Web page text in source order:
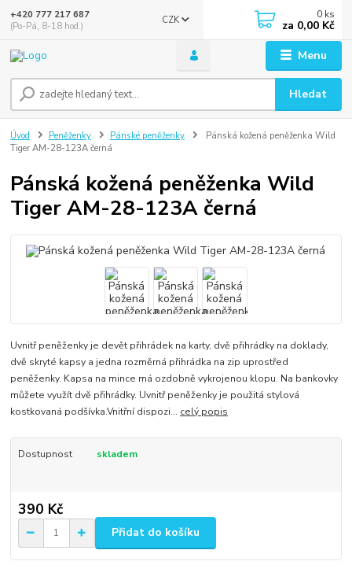
Menu
CZK
Hledat
+420 777 217 687
(Po-Pá, 8-18 hod.)
0 ks
za 0,00 Kč
Úvod Peněženky Pánské peněženky
Pánská kožená peněženka Wild
Tiger AM-28-123A černá
Pánská kožená peněženka Wild
Tiger AM-28-123A černá
Uvnitř peněženky je devět přihrádek na karty, dvě přihrádky na doklady,
dvě skryté kapsy a jedna rozměrná přihrádka na zip uprostřed
peněženky. Kapsa na mince má ozdobně vykrojenou klopu. Na bankovky
můžete využít dvě přihrádky. Uvnitř peněženky je použitá stylová
kostkovaná podšívka.Vnitřní dispozi... celý popis
Dostupnost skladem
390 Kč
Přidat do košíku